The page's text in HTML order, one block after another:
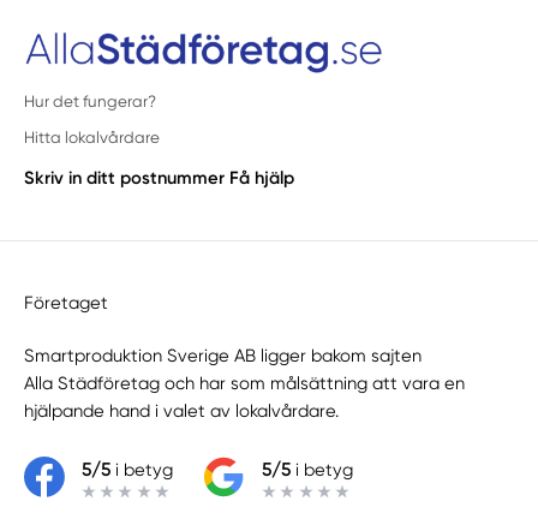
Hur det fungerar?
Hitta lokalvårdare
Skriv in ditt postnummer Få hjälp
Företaget
Smartproduktion Sverige AB ligger bakom sajten
Alla Städföretag och har som målsättning att vara en
hjälpande hand i valet av lokalvårdare.
5/5i betyg 5/5i betyg